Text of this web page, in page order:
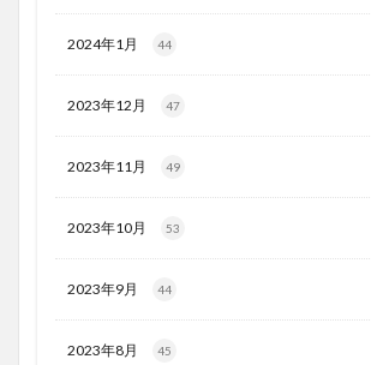
2024年1月 44
2023年12月 47
2023年11月 49
2023年10月 53
2023年9月 44
2023年8月 45